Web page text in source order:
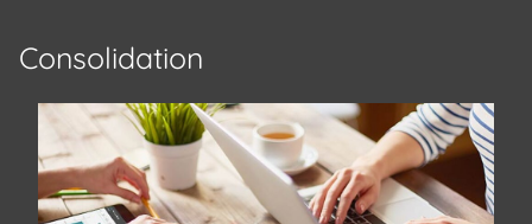
Consolidation